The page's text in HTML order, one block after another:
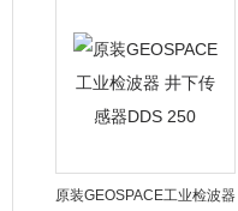
原装GEOSPACE工业检波器